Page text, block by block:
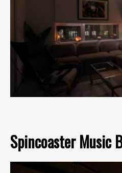
Spincoaster Music